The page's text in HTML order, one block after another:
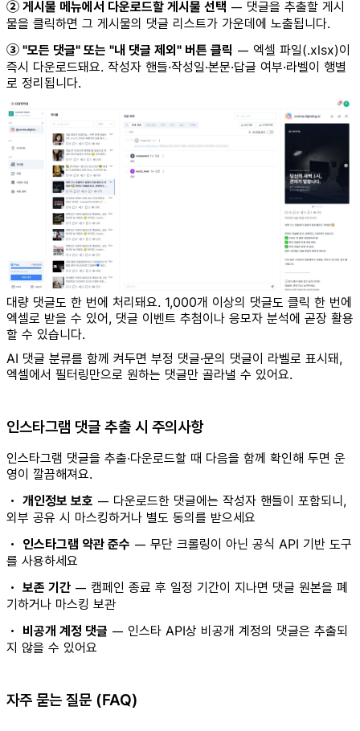
② 게시물 메뉴에서 다운로드할 게시물 선택 — 댓글을 추출할 게시
물을 클릭하면 그 게시물의 댓글 리스트가 가운데에 노출됩니다.
③ "모든 댓글" 또는 "내 댓글 제외" 버튼 클릭 — 엑셀 파일(.xlsx)이
즉시 다운로드돼요. 작성자 핸들·작성일·본문·답글 여부·라벨이 행별
로 정리됩니다.
대량 댓글도 한 번에 처리돼요. 1,000개 이상의 댓글도 클릭 한 번에
엑셀로 받을 수 있어, 댓글 이벤트 추첨이나 응모자 분석에 곧장 활용
할 수 있습니다.
AI 댓글 분류를 함께 켜두면 부정 댓글·문의 댓글이 라벨로 표시돼,
엑셀에서 필터링만으로 원하는 댓글만 골라낼 수 있어요.
인스타그램 댓글 추출 시 주의사항
인스타그램 댓글을 추출·다운로드할 때 다음을 함께 확인해 두면 운
영이 깔끔해져요.
• 개인정보 보호 — 다운로드한 댓글에는 작성자 핸들이 포함되니,
외부 공유 시 마스킹하거나 별도 동의를 받으세요
• 인스타그램 약관 준수 — 무단 크롤링이 아닌 공식 API 기반 도구
를 사용하세요
• 보존 기간 — 캠페인 종료 후 일정 기간이 지나면 댓글 원본을 폐
기하거나 마스킹 보관
• 비공개 계정 댓글 — 인스타 API상 비공개 계정의 댓글은 추출되
지 않을 수 있어요
자주 묻는 질문 (FAQ)